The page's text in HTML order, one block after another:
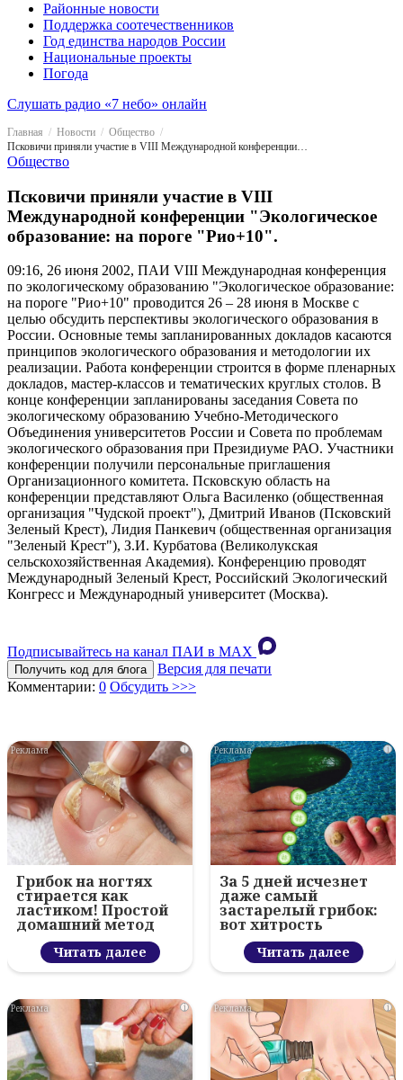
Районные новости
Поддержка соотечественников
Год единства народов России
Национальные проекты
Погода
Слушать радио «7 небо» онлайн
Главная Новости
Общество
Псковичи приняли участие в VIII Международной конференции "Экологическое образование: на пороге "Рио+10".
Общество
Псковичи приняли участие в VIII
Международной конференции "Экологическое
образование: на пороге "Рио+10".
09:16, 26 июня 2002, ПАИ VIII Международная конференция
по экологическому образованию "Экологическое образование:
на пороге "Рио+10" проводится 26 – 28 июня в Москве с
целью обсудить перспективы экологического образования в
России. Основные темы запланированных докладов касаются
принципов экологического образования и методологии их
реализации. Работа конференции строится в форме пленарных
докладов, мастер-классов и тематических круглых столов. В
конце конференции запланированы заседания Совета по
экологическому образованию Учебно-Методического
Объединения университетов России и Совета по проблемам
экологического образования при Президиуме РАО. Участники
конференции получили персональные приглашения
Организационного комитета. Псковскую область на
конференции представляют Ольга Василенко (общественная
организация "Чудской проект"), Дмитрий Иванов (Псковский
Зеленый Крест), Лидия Панкевич (общественная организация
"Зеленый Крест"), З.И. Курбатова (Великолукская
сельскохозяйственная Академия). Конференцию проводят
Международный Зеленый Крест, Российский Экологический
Конгресс и Международный университет (Москва).
Подписывайтесь на канал ПАИ в MAХ
Получить код для блога
Версия для печати
Комментарии: 0 Обсудить >>>
i
Грибок на ногтях
стирается как
ластиком! Простой
домашний метод
Читать далее
i
За 5 дней исчезнет
даже самый
застарелый грибок:
вот хитрость
Читать далее
i i